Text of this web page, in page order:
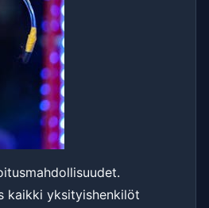
kaikki yksityishenkilöt